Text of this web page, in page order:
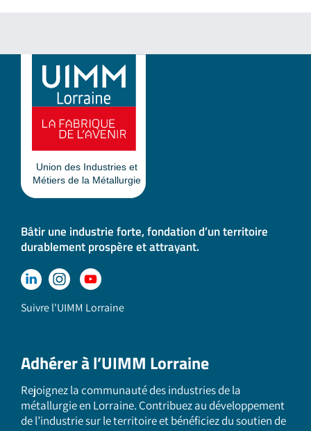
Bâtir une industrie forte, fondation d’un territoire
durablement prospère et attrayant.
Suivre l'UIMM Lorraine
Adhérer à l’UIMM Lorraine
Rejoignez la communauté des industries de la
métallurgie en Lorraine. Contribuez au développement
de l’industrie sur le territoire et bénéficiez du soutien de